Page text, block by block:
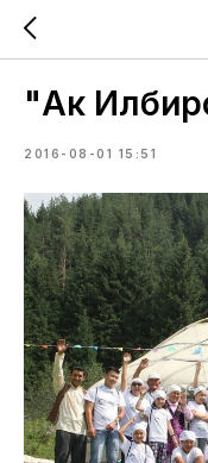
"Ак
2016-08-01 15:51